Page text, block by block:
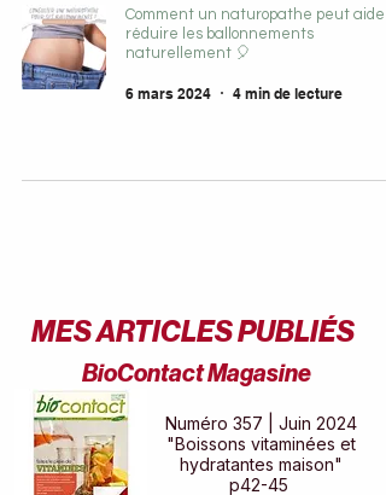
Comment un naturopathe peut aider
réduire les ballonnements
naturellement 🎈
6 mars 2024 4 min de lecture
MES ARTICLES PUBLIÉS
BioContact Magasine
Numéro 357 | Juin 2024
"Boissons vitaminées et
hydratantes maison"
p42-45